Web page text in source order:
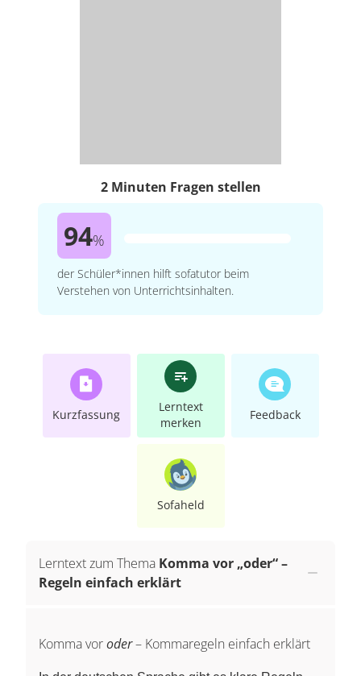
2 Minuten Fragen stellen
94%
der Schüler*innen hilft sofatutor beim
Verstehen von Unterrichtsinhalten.
Kurzfassung
Lerntext
merken
Feedback
Sofaheld
Lerntext zum Thema Komma vor „oder“ –
Regeln einfach erklärt
Komma voroder– Kommaregeln einfach erklärt